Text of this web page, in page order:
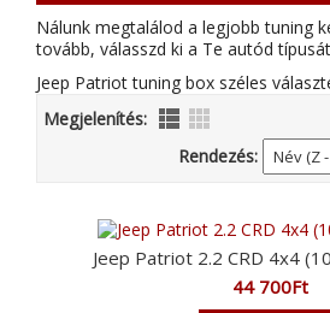
Nálunk megtalálod a legjobb tuning
tovább, válasszd ki a Te autód
Jeep Patriot tuning box széles
Megjelenítés:
Rendezés:
Jeep Patriot 2.2 CRD 4x4
44 700Ft